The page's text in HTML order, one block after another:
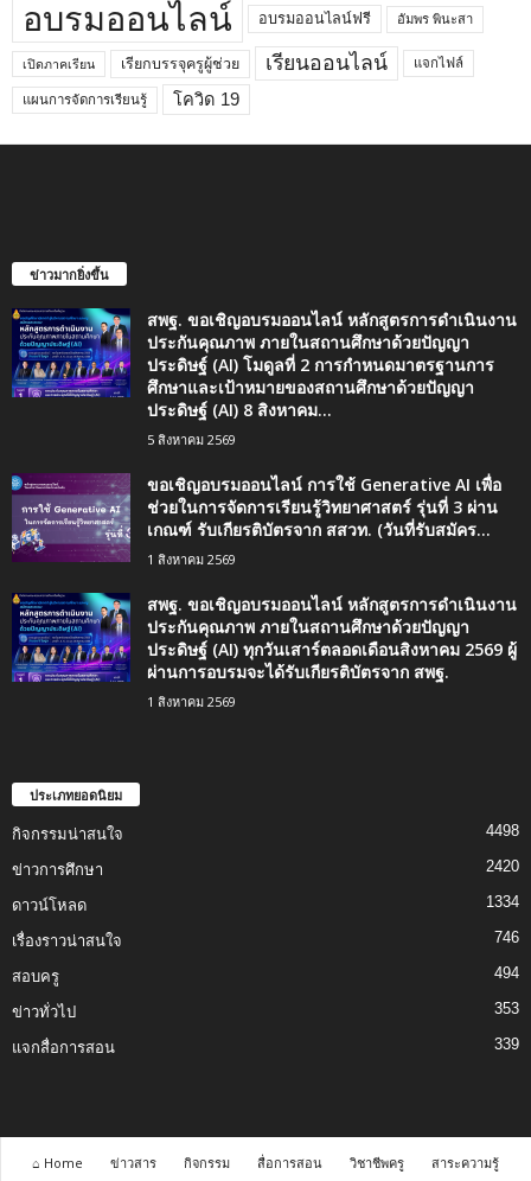
อบรมออนไลน์ อบรมออนไลน์ฟรี อัมพร พินะสา
เปิดภาคเรียน เรียกบรรจุครูผู้ช่วย เรียนออนไลน์ แจกไฟล์
แผนการจัดการเรียนรู้ โควิด 19
ข่าวมากยิ่งขึ้น
สพฐ. ขอเชิญอบรมออนไลน์ หลักสูตรการดำเนินงาน
ประกันคุณภาพ ภายในสถานศึกษาด้วยปัญญา
ประดิษฐ์ (AI) โมดูลที่ 2 การกำหนดมาตรฐานการ
ศึกษาและเป้าหมายของสถานศึกษาด้วยปัญญา
ประดิษฐ์ (AI) 8 สิงหาคม...
5 สิงหาคม 2569
ขอเชิญอบรมออนไลน์ การใช้ Generative AI เพื่อ
ช่วยในการจัดการเรียนรู้วิทยาศาสตร์ รุ่นที่ 3 ผ่าน
เกณฑ์ รับเกียรติบัตรจาก สสวท. (วันที่รับสมัคร...
1 สิงหาคม 2569
สพฐ. ขอเชิญอบรมออนไลน์ หลักสูตรการดำเนินงาน
ประกันคุณภาพ ภายในสถานศึกษาด้วยปัญญา
ประดิษฐ์ (AI) ทุกวันเสาร์ตลอดเดือนสิงหาคม 2569 ผู้
ผ่านการอบรมจะได้รับเกียรติบัตรจาก สพฐ.
1 สิงหาคม 2569
ประเภทยอดนิยม
กิจกรรมน่าสนใจ 4498
ข่าวการศึกษา 2420
ดาวน์โหลด 1334
เรื่องราวน่าสนใจ 746
สอบครู 494
ข่าวทั่วไป 353
แจกสื่อการสอน 339
⌂ Home ข่าวสาร กิจกรรม สื่อการสอน วิชาชีพครู สาระความรู้